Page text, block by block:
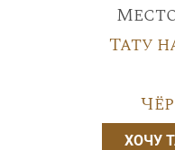
Тату
ХОЧУ